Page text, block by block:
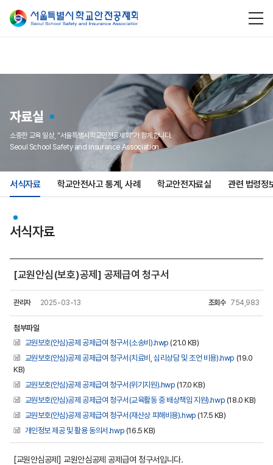
자료실
소중한 교육 일상, “서울특별시학교안전공제회”가 함께합니다.
Seoul School Safety and insurance Association
서식자료 학교안전사고 통계, 사례 학교안전자료실 관련 법령정
서식자료
[교원안심(보호)공제] 공제급여 청구서
관리자 2025-03-13 조회수 754,983
첨부파일
교원보호(안심)공제 공제급여 청구서(소송비).hwp (21.0 KB)
교원보호(안심)공제 공제급여 청구서(치료비, 심리상담 및 조언 비용).hwp (19.0
KB)
교원보호(안심)공제 공제급여 청구서(위기지원).hwp (17.0 KB)
교원보호(안심)공제 공제급여 청구서(교육활동 중 배상책임 지원).hwp (18.0 KB)
교원보호(안심)공제 공제급여 청구서(재산상 피해비용).hwp (17.5 KB)
개인정보 제공 및 활용 동의서.hwp (16.5 KB)
[교원안심공제] 교원안심공제 공제급여 청구서입니다.